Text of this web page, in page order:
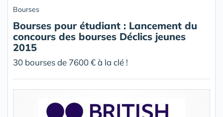
Bourses
Bourses pour étudiant : Lancement du
concours des bourses Déclics jeunes
2015
30 bourses de 7600 € à la clé !